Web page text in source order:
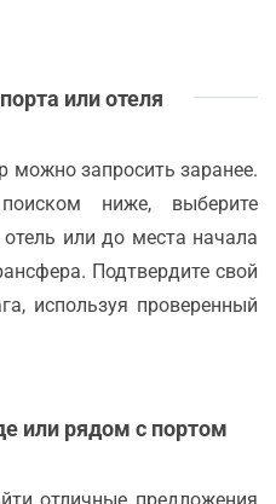
или отеля
можно запросить заранее.
ниже, выберите
или до места начала
Подтвердите свой
используя проверенный
или рядом с портом